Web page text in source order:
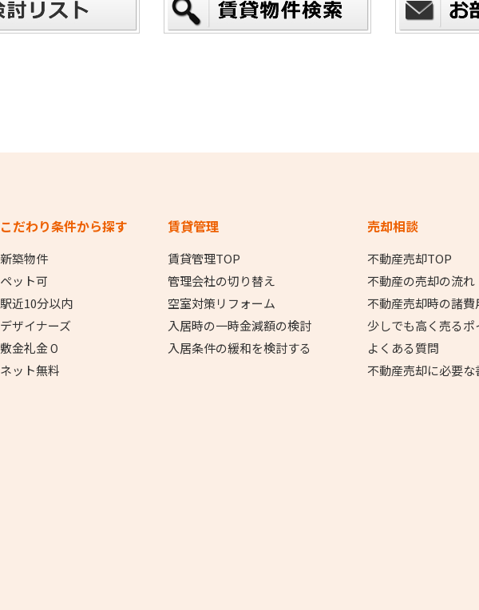
こだわり条件から探す
新築物件
ペット可
駅近10分以内
デザイナーズ
敷金礼金０
ネット無料
賃貸管理
賃貸管理TOP
管理会社の切り替え
空室対策リフォーム
入居時の一時金減額の検討
入居条件の緩和を検討する
売却相談
不動産売却TOP
不動産の売却の流れ
不動産売却時の諸費
少しでも高く売るポ
よくある質問
不動産売却に必要な